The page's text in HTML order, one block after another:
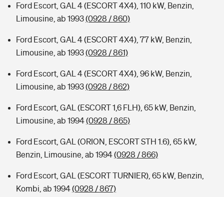
Ford Escort, GAL 4 (ESCORT 4X4), 110 kW, Benzin,
Limousine, ab 1993(0928 / 860)
Ford Escort, GAL 4 (ESCORT 4X4), 77 kW, Benzin,
Limousine, ab 1993(0928 / 861)
Ford Escort, GAL 4 (ESCORT 4X4), 96 kW, Benzin,
Limousine, ab 1993(0928 / 862)
Ford Escort, GAL (ESCORT 1,6 FLH), 65 kW, Benzin,
Limousine, ab 1994(0928 / 865)
Ford Escort, GAL (ORION, ESCORT STH 1.6), 65 kW,
Benzin, Limousine, ab 1994(0928 / 866)
Ford Escort, GAL (ESCORT TURNIER), 65 kW, Benzin,
Kombi, ab 1994(0928 / 867)